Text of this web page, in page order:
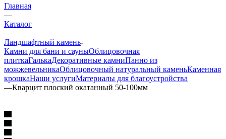
Главная
—
Каталог
—
Ландшафтный камень
Камни для бани и сауныОблицовочная
плиткаГалькаДекоративные камниПанно из
можжевельникаОблицовочный натуральный каменьКаменная
крошкаНаши услугиМатериалы для благоустройства
—Кварцит плоский окатанный 50-100мм